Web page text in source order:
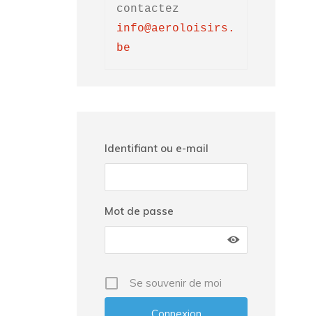
info@aeroloisirs.
be
Identifiant ou e-mail
Mot de passe
Se souvenir de moi